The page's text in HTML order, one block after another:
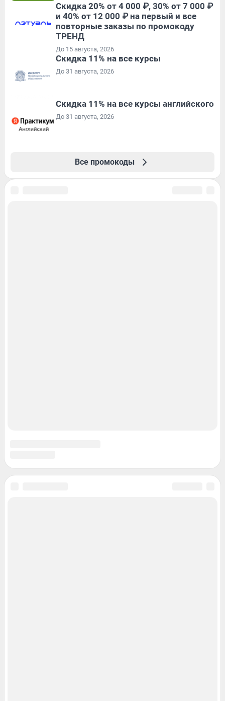
Скидка 20% от 4 000 ₽, 30% от 7 000 ₽
и 40% от 12 000 ₽ на первый и все
повторные заказы по промокоду
ТРЕНД
До 15 августа, 2026
Скидка 11% на все курсы
До 31 августа, 2026
Скидка 11% на все курсы английского
До 31 августа, 2026
Все промокоды